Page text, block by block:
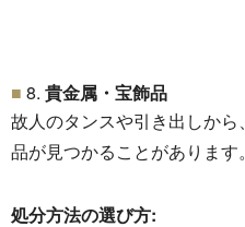
8. 貴金属・宝飾品
故人のタンスや引き出しから、
品が見つかることがあります。
処分方法の選び方: